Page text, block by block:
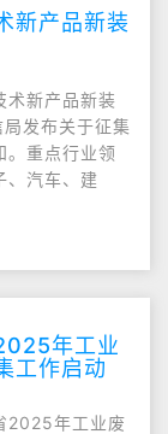
新产品新装
新产品新装
发布关于征集
。重点行业领
、汽车、建
年工业
工作启动
2025年工业废